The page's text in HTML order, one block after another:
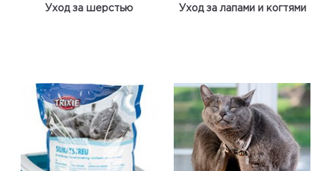
Уход за шерстью Уход за лапами и когтями